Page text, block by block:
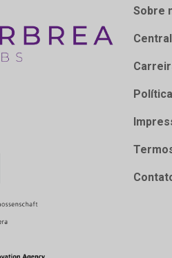
Sobre